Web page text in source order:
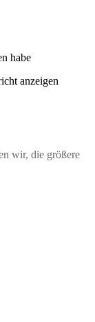
habe
anzeigen
wir, die größere
dem Schneide-